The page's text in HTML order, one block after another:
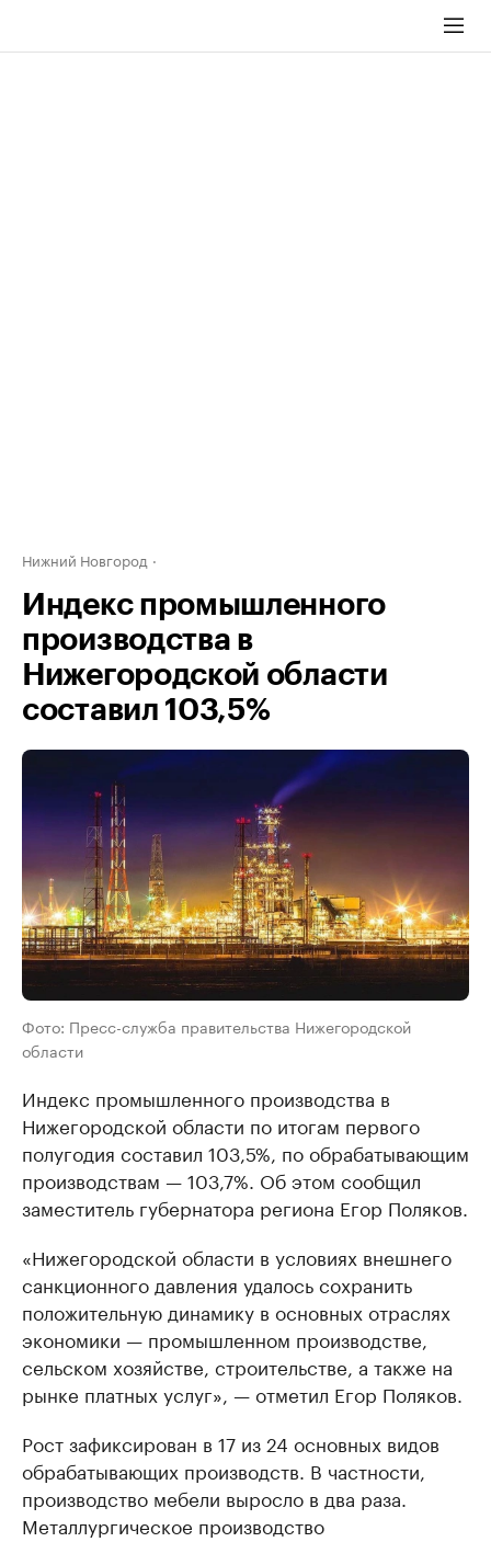
Нижний Новгород
Индекс промышленного
производства в
Нижегородской области
составил 103,5%
Фото: Пресс-служба правительства Нижегородской
области
Индекс промышленного производства в
Нижегородской области по итогам первого
полугодия составил 103,5%, по обрабатывающим
производствам — 103,7%. Об этом сообщил
заместитель губернатора региона Егор Поляков.
«Нижегородской области в условиях внешнего
санкционного давления удалось сохранить
положительную динамику в основных отраслях
экономики — промышленном производстве,
сельском хозяйстве, строительстве, а также на
рынке платных услуг», — отметил Егор Поляков.
Рост зафиксирован в 17 из 24 основных видов
обрабатывающих производств. В частности,
производство мебели выросло в два раза.
Металлургическое производство